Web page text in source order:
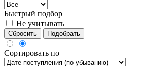
Быстрый подбор
Не учитывать
Сбросить Подобрать
Сортировать по